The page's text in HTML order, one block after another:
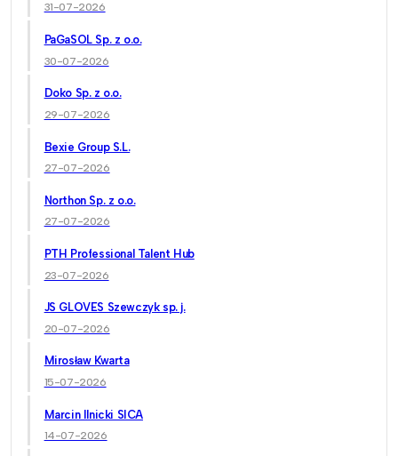
31-07-2026
PaGaSOL Sp. z o.o.
30-07-2026
Doko Sp. z o.o.
29-07-2026
Bexie Group S.L.
27-07-2026
Northon Sp. z o.o.
27-07-2026
PTH Professional Talent Hub
23-07-2026
JS GLOVES Szewczyk sp. j.
20-07-2026
Mirosław Kwarta
15-07-2026
Marcin Ilnicki SICA
14-07-2026